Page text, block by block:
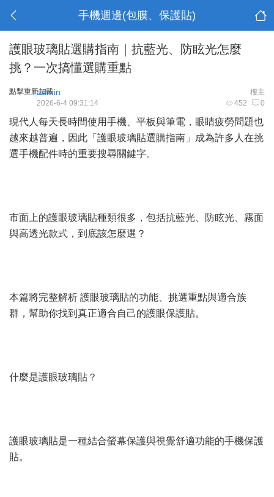
手機週邊(包膜、保護貼)
護眼玻璃貼選購指南｜抗藍光、防眩光怎麼
挑？一次搞懂選購重點
點擊重新加載 樓主
admin
452 0
2026-6-4 09:31:14
現代人每天長時間使用手機、平板與筆電，眼睛疲勞問題也
越來越普遍，因此「護眼玻璃貼選購指南」成為許多人在挑
選手機配件時的重要搜尋關鍵字。
市面上的護眼玻璃貼種類很多，包括抗藍光、防眩光、霧面
與高透光款式，到底該怎麼選？
本篇將完整解析 護眼玻璃貼的功能、挑選重點與適合族
群，幫助你找到真正適合自己的護眼保護貼。
什麼是護眼玻璃貼？
護眼玻璃貼是一種結合螢幕保護與視覺舒適功能的手機保護
貼。